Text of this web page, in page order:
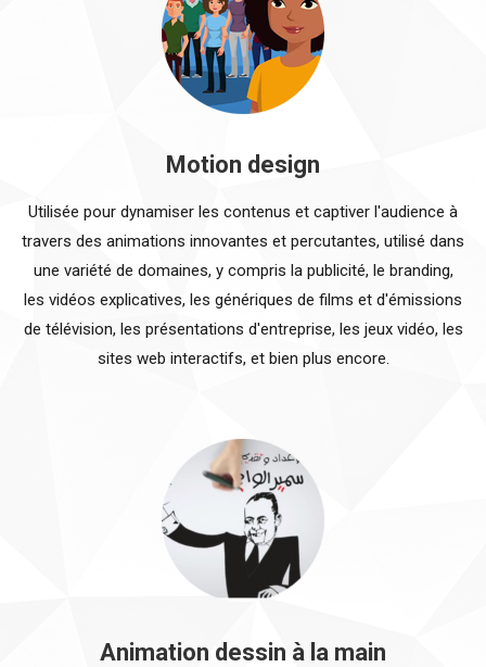
Motion design
Utilisée pour dynamiser les contenus et captiver l'audience à
travers des animations innovantes et percutantes, utilisé dans
une variété de domaines, y compris la publicité, le branding,
les vidéos explicatives, les génériques de films et d'émissions
de télévision, les présentations d'entreprise, les jeux vidéo, les
sites web interactifs, et bien plus encore.
Animation dessin à la main